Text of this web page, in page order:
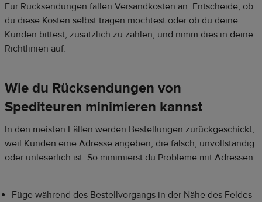
Für Rücksendungen fallen Versandkosten an. Entscheide, ob
du diese Kosten selbst tragen möchtest oder ob du deine
Kunden bittest, zusätzlich zu zahlen, und nimm dies in deine
Richtlinien auf.
Wie du Rücksendungen von
Spediteuren minimieren kannst
In den meisten Fällen werden Bestellungen zurückgeschickt,
weil Kunden eine Adresse angeben, die falsch, unvollständig
oder unleserlich ist. So minimierst du Probleme mit Adressen:
Füge während des Bestellvorgangs in der Nähe des Feldes